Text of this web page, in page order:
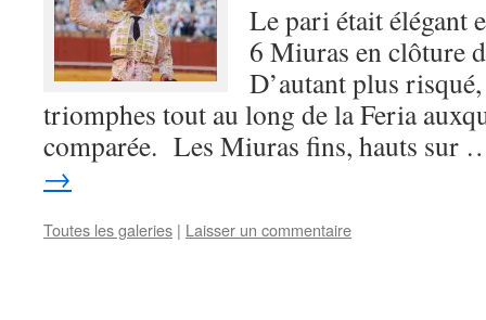
Le pari était élégant
6 Miuras en clôture
D’autant plus
triomphes tout au long de la Feria
comparée. Les Miuras fins, hauts sur
→
Toutes les galeries | Laisser un commentaire